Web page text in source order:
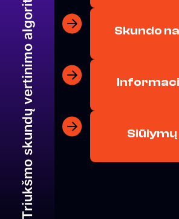
Triukšmo skundų vertinimo algoritmas Skundo